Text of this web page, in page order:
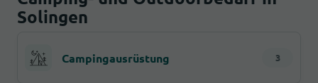
Solingen
Campingausrüstung 3